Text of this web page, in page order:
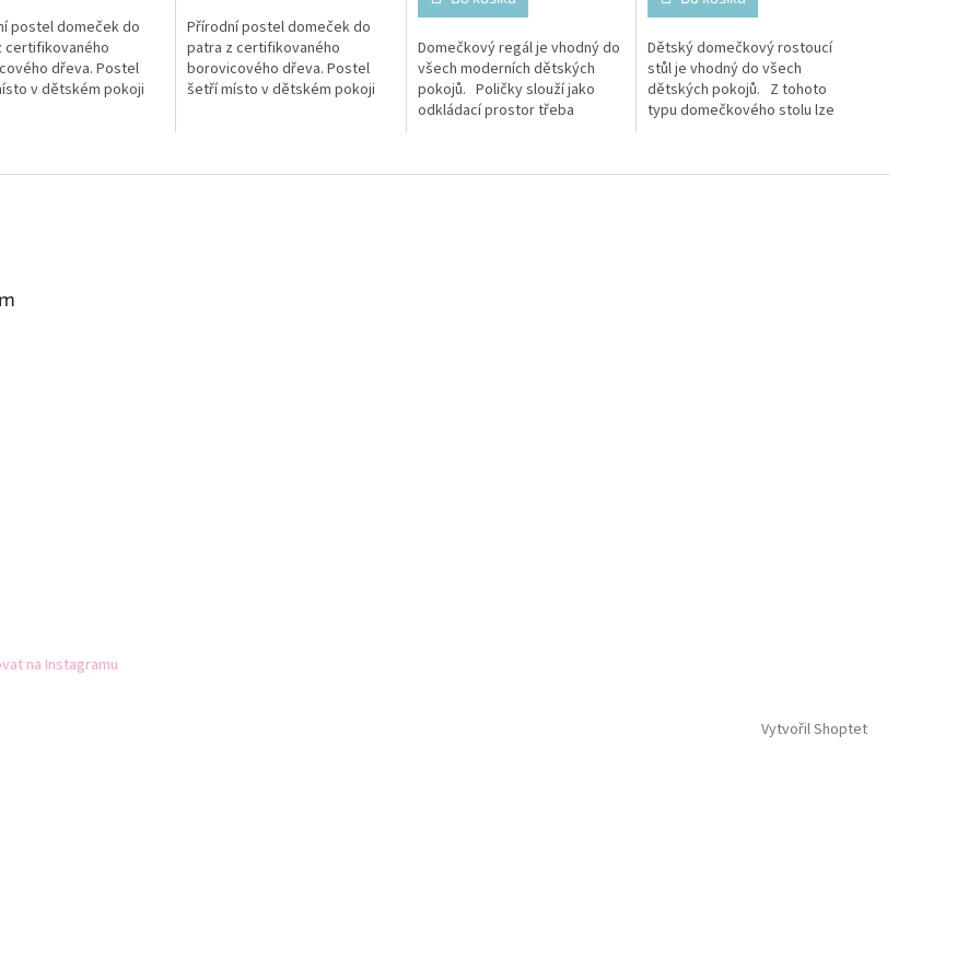
postel domeček do
certifikovaného
dřeva. Postel
v dětském pokoji
Přírodní postel domeček do
patra z certifikovaného
borovicového dřeva. Postel
šetří místo v dětském pokoji
Domečkový regál je vhodný do
všech moderních dětských
pokojů. Poličky slouží jako
odkládací prostor třeba
Dětský domečkový rostoucí
stůl je vhodný do všech
dětských pokojů. Z tohoto
typu domečkového stolu lze
na Instagramu
Vytvořil Shoptet